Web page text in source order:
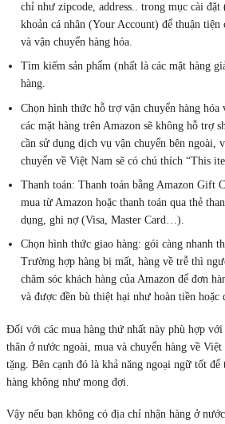
chỉ như zipcode, address.. trong mục cài
khoản cá nhân (Your Account) để thuận tiện
và vận chuyển hàng hóa.
Tìm kiếm sản phẩm (nhất là các mặt hàng
hàng.
Chọn hình thức hỗ trợ vận chuyển hàng hóa
các mặt hàng trên Amazon sẽ không hỗ trợ
cần sử dụng dịch vụ vận chuyển bên ngoài,
chuyển về Việt Nam sẽ có chú thích “This
Thanh toán: Thanh toán bằng Amazon Gift
mua từ Amazon hoặc thanh toán qua thẻ
dụng, ghi nợ (Visa, Master Card…).
Chọn hình thức giao hàng: gói càng nhanh
Trường hợp hàng bị mất, hàng về trễ thì
chăm sóc khách hàng của Amazon để đơn
và được đền bù thiệt hại như hoàn tiền hoặc
Đối với các mua hàng thứ nhất này phù hợp
thân ở nước ngoài, mua và chuyển hàng về
tặng. Bên cạnh đó là khả năng ngoại ngữ tốt để
hàng không như mong đợi.
Vậy nếu bạn không có địa chỉ nhận hàng ở